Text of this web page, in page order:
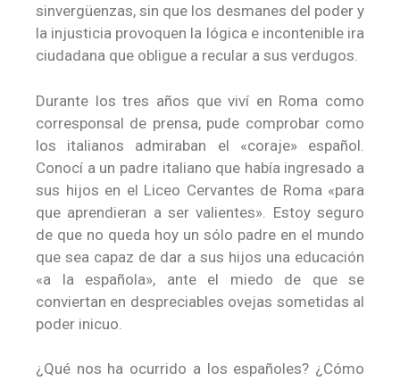
sinvergüenzas, sin que los desmanes del poder y
la injusticia provoquen la lógica e incontenible ira
ciudadana que obligue a recular a sus verdugos.
Durante los tres años que viví en Roma como
corresponsal de prensa, pude comprobar como
los italianos admiraban el «coraje» español.
Conocí a un padre italiano que había ingresado a
sus hijos en el Liceo Cervantes de Roma «para
que aprendieran a ser valientes». Estoy seguro
de que no queda hoy un sólo padre en el mundo
que sea capaz de dar a sus hijos una educación
«a la española», ante el miedo de que se
conviertan en despreciables ovejas sometidas al
poder inicuo.
¿Qué nos ha ocurrido a los españoles? ¿Cómo